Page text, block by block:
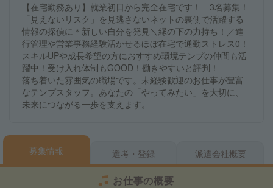
【在宅勤務あり】就業初日から完全在宅です！ 3名募集！
「見えないリスク」を見逃さないネットの裏側で活躍する
情報の探偵に＊新しい自分を発見＼縁の下の力持ち！／進
行管理や営業事務経験活かせるほぼ在宅で通勤ストレス0！
スキルUPや成長希望の方におすすめ環境テンプの仲間も活
躍中！受け入れ体制もGOOD！働きやすいと評判！
落ち着いた雰囲気の職場です。未経験歓迎のお仕事が豊富
なテンプスタッフ。あなたの「やってみたい」を大切に、
未来につながる一歩を支えます。
募集情報 選考・登録 派遣会社概要
お仕事の概要